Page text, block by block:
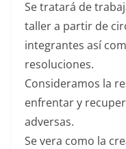
Se tratará de
taller a partir de
integrantes así
resoluciones.
Consideramos la
enfrentar y
adversas.
Se vera como la